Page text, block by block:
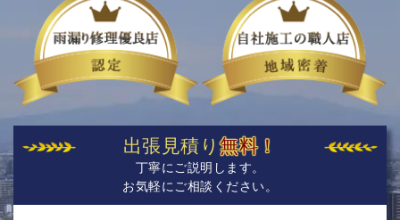
出張見積り無料！
丁寧にご説明します。
お気軽にご相談ください。